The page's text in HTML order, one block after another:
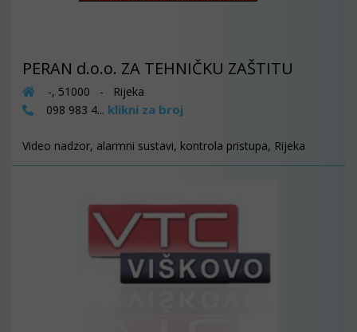
PERAN d.o.o. ZA TEHNIČKU ZAŠTITU
-, 51000 - Rijeka
098 983 4... klikni za broj
Video nadzor, alarmni sustavi, kontrola pristupa, Rijeka